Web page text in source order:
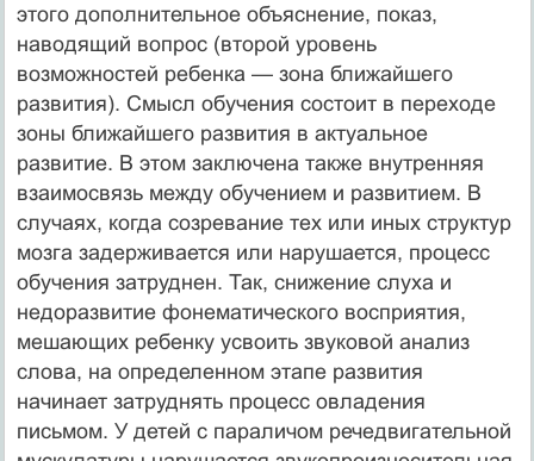
этого дополнительное объяснение, показ,
наводящий вопрос (второй уровень
возможностей ребенка — зона ближайшего
развития). Смысл обучения состоит в переходе
зоны ближайшего развития в актуальное
развитие. В этом заключена также внутренняя
взаимосвязь между обучением и развитием. В
случаях, когда созревание тех или иных структур
мозга задерживается или нарушается, процесс
обучения затруднен. Так, снижение слуха и
недоразвитие фонематического восприятия,
мешающих ребенку усвоить звуковой анализ
слова, на определенном этапе развития
начинает затруднять процесс овладения
письмом. У детей с параличом речедвигательной